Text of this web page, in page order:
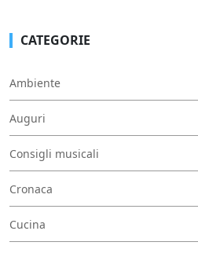
CATEGORIE
Ambiente
Auguri
Consigli musicali
Cronaca
Cucina